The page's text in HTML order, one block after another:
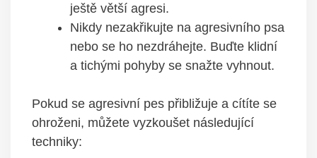
ještě větší agresi.
Nikdy nezakřikujte na agresivního psa
nebo se⁢ ho nezdráhejte. ⁤Buďte klidní
a⁤ tichými pohyby‌ se snažte vyhnout.
Pokud se agresivní pes přibližuje a cítíte se
ohroženi, můžete vyzkoušet ⁢následující
techniky: